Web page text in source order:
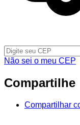
Não sei o meu CEP
Compartilhe
Compartilhar